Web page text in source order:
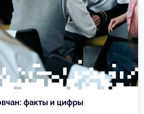
факты и цифры